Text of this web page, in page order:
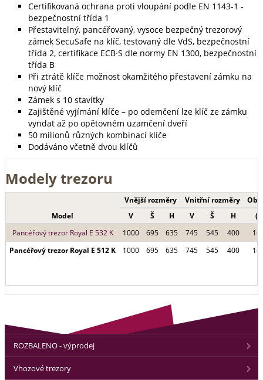
Certifikovaná ochrana proti vloupání podle EN 1143-1 -
bezpečnostní třída 1
Přestavitelný, pancéřovaný, vysoce bezpečný trezorový
zámek SecuSafe na klíč, testovaný dle VdS, bezpečnostní
třída 2, certifikace ECB·S dle normy EN 1300, bezpečnostní
třída B
Při ztrátě klíče možnost okamžitého přestavení zámku na
nový klíč
Zámek s 10 stavítky
Zajištěné vyjímání klíče – po odemčení lze klíč ze zámku
vyndat až po opětovném uzamčení dveří
50 milionů různých kombinací klíče
Dodáváno včetně dvou klíčů
Modely trezoru
Model
Vnější rozměry Vnitřní rozměry
V
Š H V Š H
(l)
Pancéřový trezor Royal E 532 K
1000 695 635 745 545 400
Pancéřový trezor Royal E 512 K
1000 695 635 745 545 400
ROZBALENO - výprodej
Vhozové trezory